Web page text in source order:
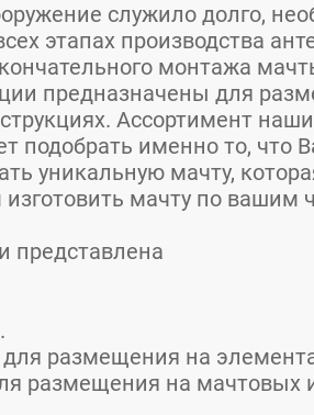
служило долго,
этапах производства
монтажа
предназначены для
Ассортимент
подобрать именно то, что
уникальную мачту,
мачту по вашим
представлена
размещения на
размещения на мачтовых